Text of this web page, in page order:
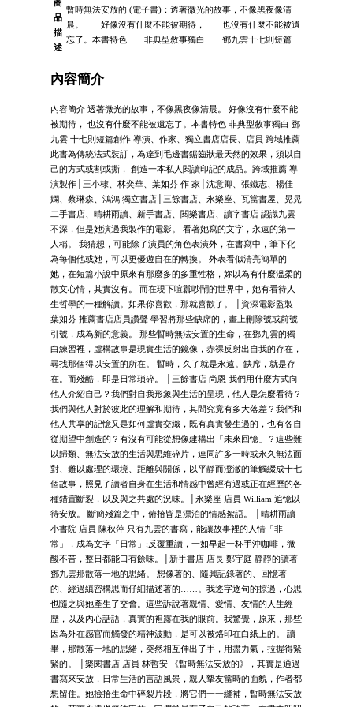
商
品
描
述
暫時無法安放的 (電子書)：透著微光的故事，不像黑夜像清
晨。 好像沒有什麼不能被期待， 也沒有什麼不能被遺
忘了。本書特色 非典型敘事獨白 鄧九雲十七則短篇
內容簡介
內容簡介 透著微光的故事，不像黑夜像清晨。 好像沒有什麼不能
被期待， 也沒有什麼不能被遺忘了。本書特色 非典型敘事獨白 鄧
九雲 十七則短篇創作 導演、作家、獨立書店店長、店員 跨域推薦
此書為傳統法式裝訂，為達到毛邊書鋸齒狀最天然的效果，須以自
己的方式或割或撕， 創造一本私人閱讀印記的成品。跨域推薦 導
演製作│王小棣、林奕華、葉如芬 作 家│沈意卿、張鐵志、楊佳
嫻、蔡琳森、鴻鴻 獨立書店│三餘書店、永樂座、瓦當書屋、晃晃
二手書店、晴耕雨讀、新手書店、閱樂書店、讀字書店 認識九雲
不深，但是她演過我製作的電影。 看著她寫的文字，永遠的第一
人稱。 我猜想，可能除了演員的角色表演外，在書寫中，筆下化
為每個他或她，可以更優遊自在的轉換。 外表看似清亮簡單的
她，在短篇小說中原來有那麼多的多重性格，妳以為有什麼溫柔的
散文心情，其實沒有。 而在現下喧囂吵鬧的世界中，她有看待人
生哲學的一種解讀。如果你喜歡，那就喜歡了。 │資深電影監製
葉如芬 推薦書店店員讚聲 學習將那些缺席的，畫上刪除號或前號
引號，成為新的意義。 那些暫時無法安置的生命，在鄧九雲的獨
白練習裡，虛構故事是現實生活的鏡像，赤裸反射出自我的存在，
尋找那個得以安置的所在。 暫時，久了就是永遠。缺席，就是存
在。而殘酷，即是日常瑣碎。 │三餘書店 尚恩 我們用什麼方式向
他人介紹自己？我們對自我形象與生活的呈現，他人是怎麼看待？
我們與他人對於彼此的理解和期待，其間究竟有多大落差？我們和
他人共享的記憶又是如何虛實交織，既有真實發生過的，也有各自
從期望中創造的？有沒有可能從想像建構出「未來回憶」？這些難
以歸類、無法安放的生活與思維碎片，連同許多一時或永久無法面
對、難以處理的環境、距離與關係，以平靜而澄澈的筆觸綴成十七
個故事，照見了讀者自身在生活和情感中曾經有過或正在經歷的各
種錯置斷裂，以及與之共處的況味。│永樂座 店員 William 追憶以
待安放。 斷簡殘篇之中，俯拾皆是漂泊的情感絮語。 │晴耕雨讀
小書院 店員 陳秋萍 只有九雲的書寫，能讓故事裡的人情「非
常」，成為文字「日常」;反覆重讀，一如早起一杯手沖咖啡，微
酸不苦，整日都能口有餘味。│新手書店 店長 鄭宇庭 靜靜的讀著
鄧九雲那散落一地的思緒。 想像著的、隨興記錄著的、回憶著
的、經過縝密構思而仔細描述著的……。我逐字逐句的掠過，心思
也隨之與她產生了交會。這些訴說著親情、愛情、友情的人生經
歷，以及內心話語，真實的袒露在我的眼前。我驚覺，原來，那些
因為外在感官而觸發的精神波動，是可以被烙印在白紙上的。 讀
畢，那散落一地的思緒，突然相互伸出了手，用盡力氣，拉握得緊
緊的。 │樂閱書店 店員 林哲安 《暫時無法安放的》，其實是通過
書寫來安放，日常生活的言語風景，親人摯友當時的面貌，作者都
想留住。她撿拾生命中碎裂片段，將它們一一縫補，暫時無法安放